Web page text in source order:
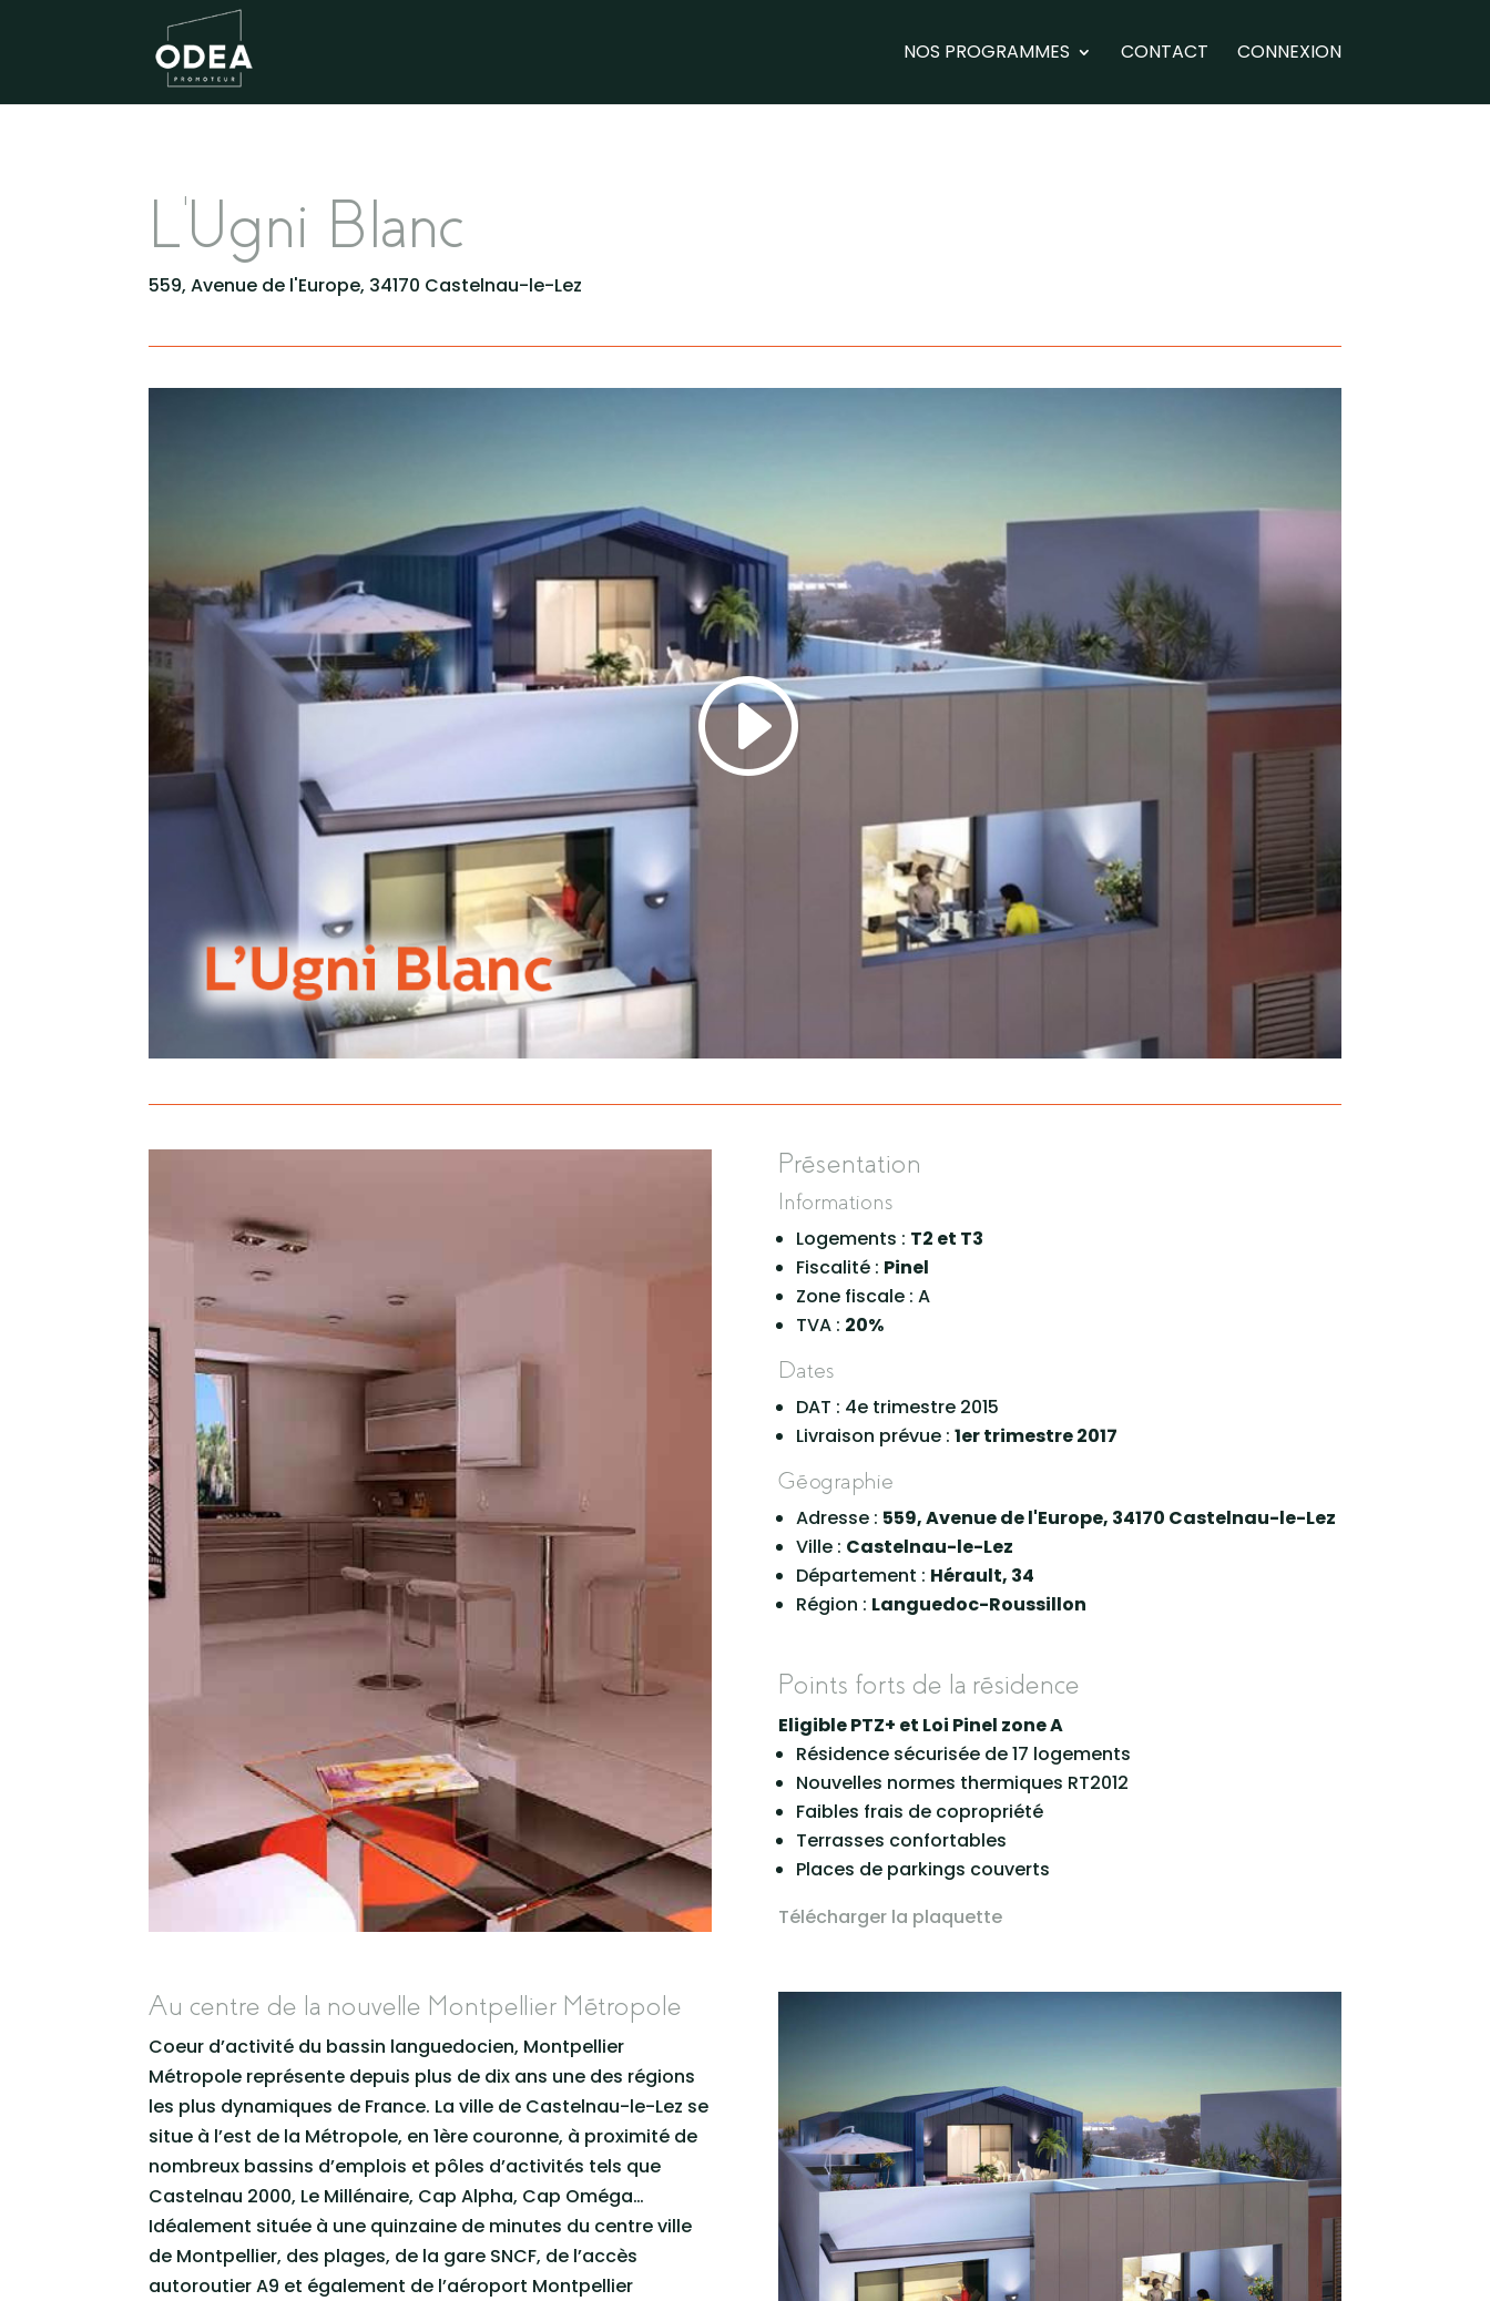
NOS PROGRAMMES CONTACT CONNEXION
L'Ugni Blanc
559, Avenue de l'Europe, 34170 Castelnau-le-Lez
Présentation
Informations
Logements : T2 et T3
Fiscalité : Pinel
Zone fiscale : A
TVA : 20%
Dates
DAT : 4e trimestre 2015
Livraison prévue : 1er trimestre 2017
Géographie
Adresse : 559, Avenue de l'Europe, 34170 Castelnau-le-Lez
Ville : Castelnau-le-Lez
Département : Hérault, 34
Région : Languedoc-Roussillon
Points forts de la résidence
Eligible PTZ+ et Loi Pinel zone A
Résidence sécurisée de 17 logements
Nouvelles normes thermiques RT2012
Faibles frais de copropriété
Terrasses confortables
Places de parkings couverts
Télécharger la plaquette
Au centre de la nouvelle Montpellier Métropole
Coeur d’activité du bassin languedocien, Montpellier
Métropole représente depuis plus de dix ans une des régions
les plus dynamiques de France. La ville de Castelnau-le-Lez se
situe à l’est de la Métropole, en 1ère couronne, à proximité de
nombreux bassins d’emplois et pôles d’activités tels que
Castelnau 2000, Le Millénaire, Cap Alpha, Cap Oméga…
Idéalement située à une quinzaine de minutes du centre ville
de Montpellier, des plages, de la gare SNCF, de l’accès
autoroutier A9 et également de l’aéroport Montpellier